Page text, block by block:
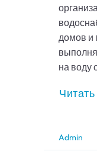
домов и
на воду
Admin